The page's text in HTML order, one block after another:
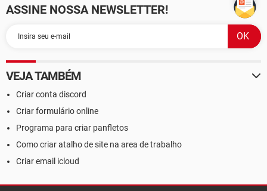
ASSINE NOSSA NEWSLETTER!
VEJA TAMBÉM
Criar conta discord
Criar formulário online
Programa para criar panfletos
Como criar atalho de site na area de trabalho
Criar email icloud